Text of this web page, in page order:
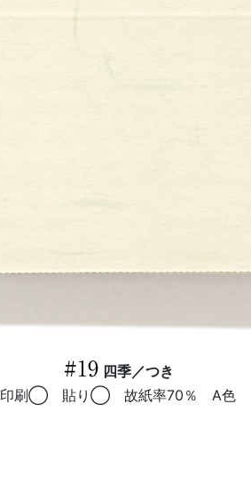
#19 四季／つき
印刷◯ 貼り◯ 故紙率70％ A色